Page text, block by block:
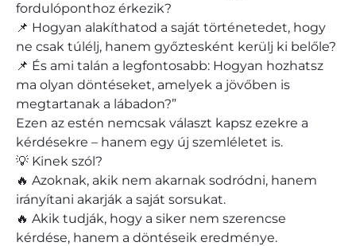
fordulóponthoz érkezik?
📌 Hogyan alakíthatod a saját történetedet, hogy
ne csak túlélj, hanem győztesként kerülj ki belőle?
📌 És ami talán a legfontosabb: Hogyan hozhatsz
ma olyan döntéseket, amelyek a jövőben is
megtartanak a lábadon?”
Ezen az estén nemcsak választ kapsz ezekre a
kérdésekre – hanem egy új szemléletet is.
💡 Kinek szól?
🔥 Azoknak, akik nem akarnak sodródni, hanem
irányítani akarják a saját sorsukat.
🔥 Akik tudják, hogy a siker nem szerencse
kérdése, hanem a döntéseik eredménye.